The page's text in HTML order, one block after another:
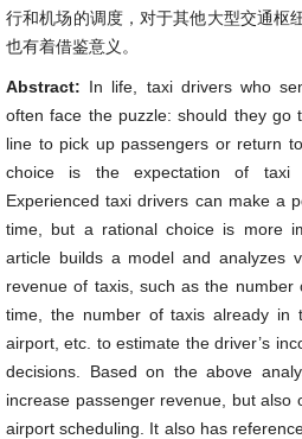
行和机场的调度，对于其他大型交通枢
也有着借鉴意义。
Abstract: In life, taxi drivers who
often face the puzzle: should they go
line to pick up passengers or return
choice is the expectation of taxi
Experienced taxi drivers can make a
time, but a rational choice is more
article builds a model and analyzes
revenue of taxis, such as the
time, the number of taxis already in
airport, etc. to estimate the driver’s
decisions. Based on the above
increase passenger revenue, but also
airport scheduling. It also has